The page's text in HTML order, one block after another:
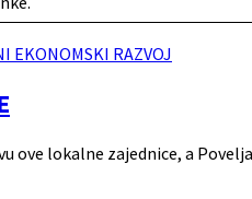
EKONOMSKI RAZVOJ
lokalne zajednice, a